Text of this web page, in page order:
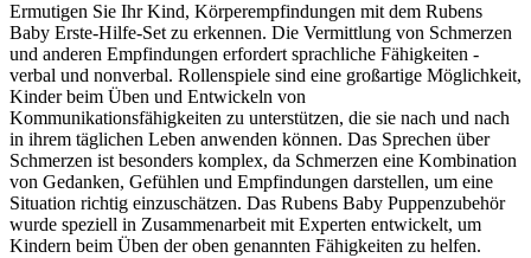
Ermutigen Sie Ihr Kind, Körperempfindungen mit dem Rubens
Baby Erste-Hilfe-Set zu erkennen. Die Vermittlung von Schmerzen
und anderen Empfindungen erfordert sprachliche Fähigkeiten -
verbal und nonverbal. Rollenspiele sind eine großartige Möglichkeit,
Kinder beim Üben und Entwickeln von
Kommunikationsfähigkeiten zu unterstützen, die sie nach und nach
in ihrem täglichen Leben anwenden können. Das Sprechen über
Schmerzen ist besonders komplex, da Schmerzen eine Kombination
von Gedanken, Gefühlen und Empfindungen darstellen, um eine
Situation richtig einzuschätzen. Das Rubens Baby Puppenzubehör
wurde speziell in Zusammenarbeit mit Experten entwickelt, um
Kindern beim Üben der oben genannten Fähigkeiten zu helfen.